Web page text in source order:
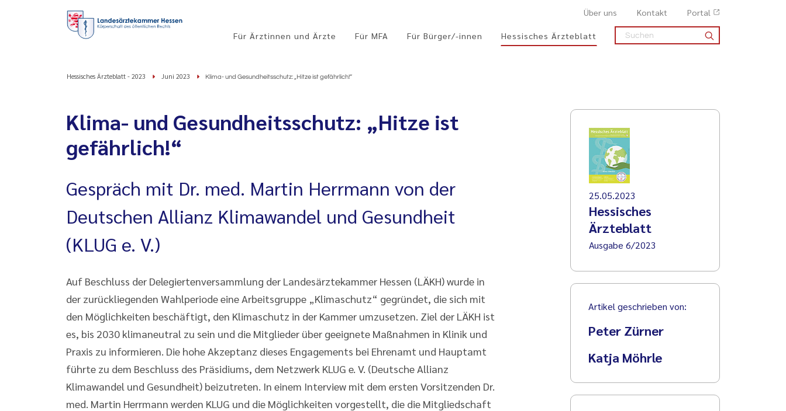
Über uns Kontakt Portal
Für Ärztinnen und Ärzte Für MFA Für Bürger/-innen Hessisches Ärzteblatt
Hessisches Ärzteblatt - 2023 Juni 2023 Klima- und Gesundheitsschutz: „Hitze ist gefährlich!“
Klima- und Gesundheitsschutz: „Hitze ist
gefährlich!“
Gespräch mit Dr. med. Martin Herrmann von der
Deutschen Allianz Klimawandel und Gesundheit
(KLUG e. V.)
Auf Beschluss der Delegiertenversammlung der Landesärztekammer Hessen (LÄKH) wurde in
der zurückliegenden Wahlperiode eine Arbeitsgruppe „Klimaschutz“ gegründet, die sich mit
den Möglichkeiten beschäftigt, den Klimaschutz in der Kammer umzusetzen. Ziel der LÄKH ist
es, bis 2030 klimaneutral zu sein und die Mitglieder über geeignete Maßnahmen in Klinik und
Praxis zu informieren. Die hohe Akzeptanz dieses Engagements bei Ehrenamt und Hauptamt
führte zu dem Beschluss des Präsidiums, dem Netzwerk KLUG e. V. (Deutsche Allianz
Klimawandel und Gesundheit) beizutreten. In einem Interview mit dem ersten Vorsitzenden Dr.
med. Martin Herrmann werden KLUG und die Möglichkeiten vorgestellt, die die Mitgliedschaft
25.05.2023
Hessisches
Ärzteblatt
Ausgabe 6/2023
Artikel geschrieben von:
Peter Zürner
Katja Möhrle